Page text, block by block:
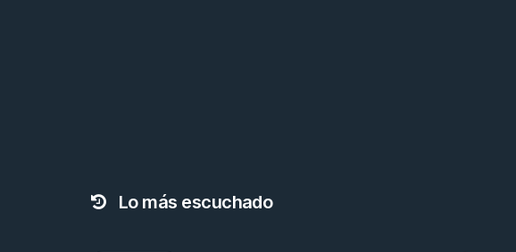
Lo más escuchado